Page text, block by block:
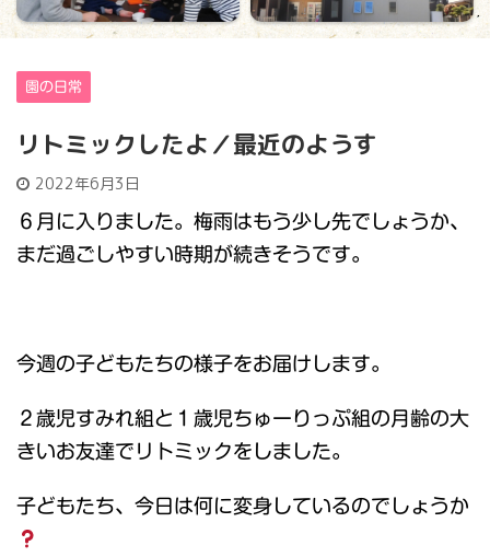
園の日常
リトミックしたよ／最近のようす
2022年6月3日
６月に入りました。梅雨はもう少し先でしょうか、
まだ過ごしやすい時期が続きそうです。
今週の子どもたちの様子をお届けします。
２歳児すみれ組と１歳児ちゅーりっぷ組の月齢の大
きいお友達でリトミックをしました。
子どもたち、今日は何に変身しているのでしょうか